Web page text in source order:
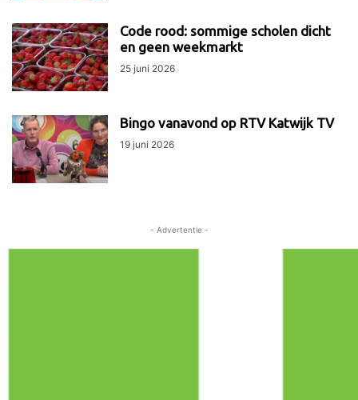
Code rood: sommige scholen dicht
en geen weekmarkt
25 juni 2026
Bingo vanavond op RTV Katwijk TV
19 juni 2026
- Advertentie -